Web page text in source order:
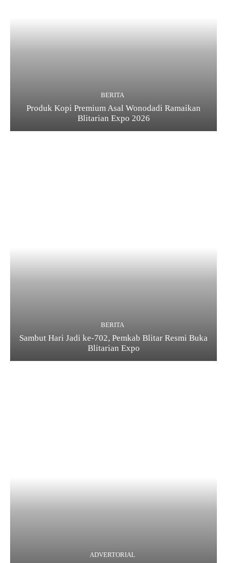
BERITA
Produk Kopi Premium Asal Wonodadi Ramaikan
Blitarian Expo 2026
BERITA
Sambut Hari Jadi ke-702, Pemkab Blitar Resmi Buka
Blitarian Expo
ADVERTORIAL